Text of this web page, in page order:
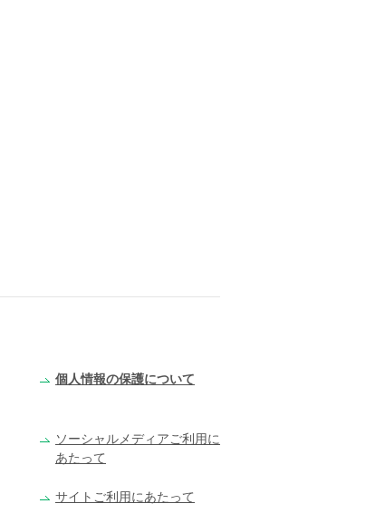
個人情報の保護について
ソーシャルメディアご利用に
あたって
サイトご利用にあたって